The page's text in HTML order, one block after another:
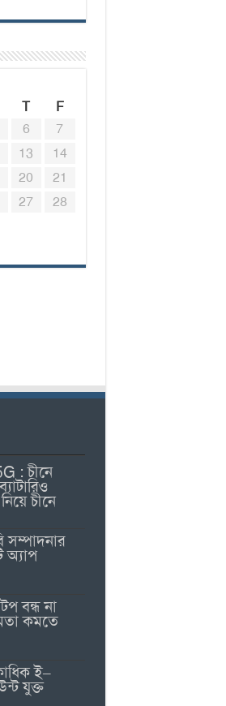
T
F
6
7
13
14
20
21
27
28
: চীনে
চীনে
সম্পাদনার
অ্যাপ
বন্ধ না
কমতে
ই–
যুক্ত